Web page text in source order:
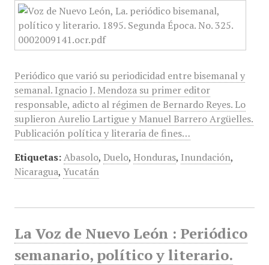
Periódico que varió su periodicidad entre bisemanal y
semanal. Ignacio J. Mendoza su primer editor
responsable, adicto al régimen de Bernardo Reyes. Lo
suplieron Aurelio Lartigue y Manuel Barrero Argüelles.
Publicación política y literaria de fines…
Etiquetas: Abasolo, Duelo, Honduras, Inundación,
Nicaragua, Yucatán
La Voz de Nuevo León : Periódico
semanario, político y literario.